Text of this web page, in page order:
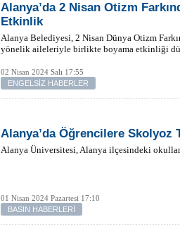
Alanya’da 2 Nisan Otizm
Etkinlik
Alanya Belediyesi, 2 Nisan Dünya Otizm
yönelik aileleriyle birlikte boyama etkinliği
02 Nisan 2024 Salı 17:55
ENGELSİZ HABERLER
Alanya’da Öğrencilere Skolyoz
Alanya Üniversitesi, Alanya ilçesindeki
01 Nisan 2024 Pazartesi 17:10
BASIN HABERLERİ